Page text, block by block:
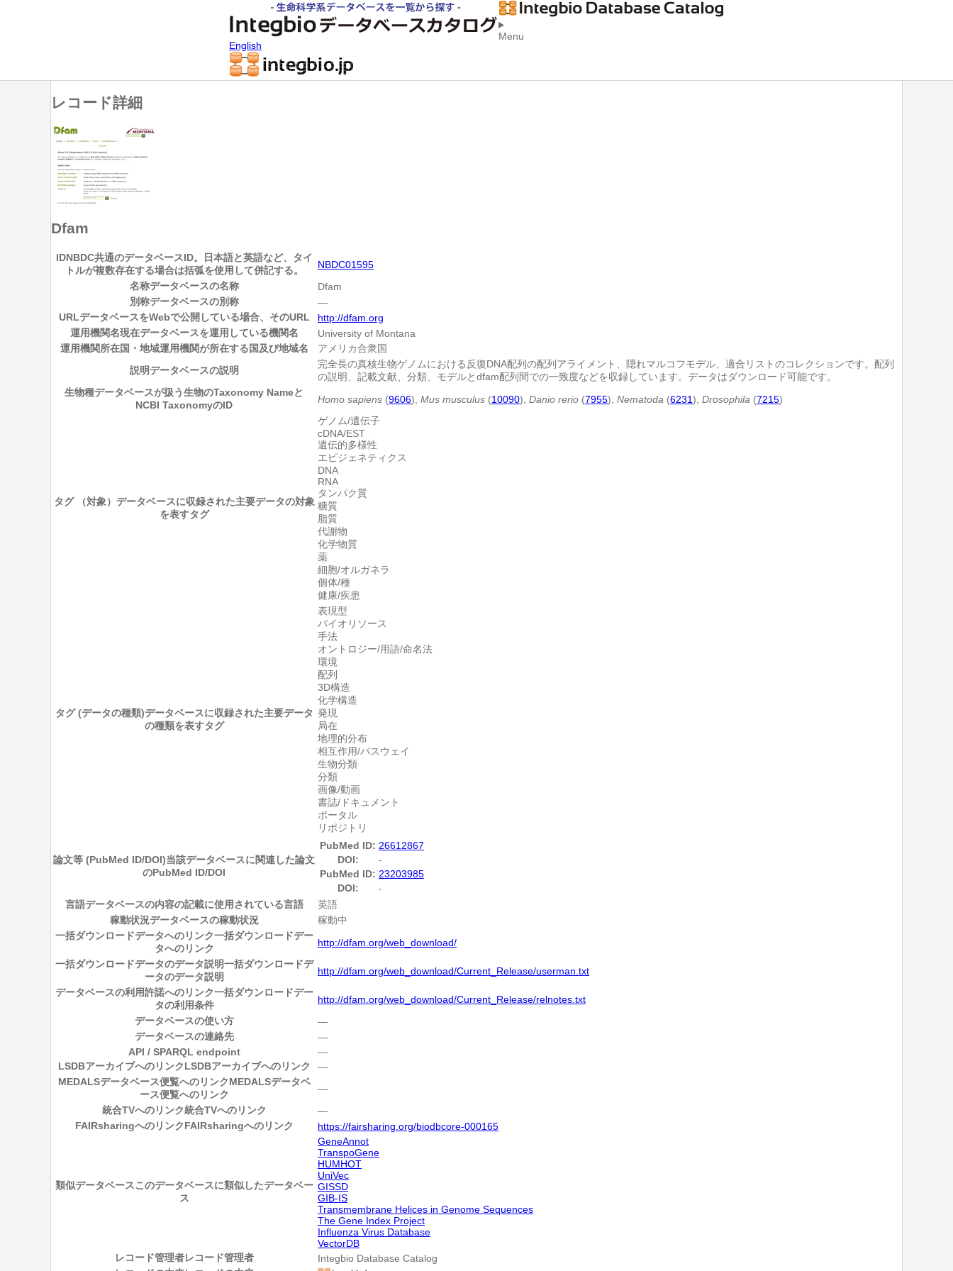
English
Menu
レコード詳細
Dfam
IDNBDC共通のデータベースID。日本語と英語など、タイ
トルが複数存在する場合は括弧を使用して併記する。
NBDC01595
名称データベースの名称
Dfam
別称データベースの別称
―
URLデータベースをWebで公開している場合、そのURL
http://dfam.org
運用機関名現在データベースを運用している機関名
University of Montana
運用機関所在国・地域運用機関が所在する国及び地域名
アメリカ合衆国
説明データベースの説明
完全長の真核生物ゲノムにおける反復DNA配列の配列アライメント、隠れマルコフモデル、適合リストのコレクションです。配列
の説明、記載文献、分類、モデルとdfam配列間での一致度などを収録しています。データはダウンロード可能です。
生物種データベースが扱う生物のTaxonomy Nameと
NCBI TaxonomyのID
Homo sapiens (9606), Mus musculus (10090), Danio rerio (7955), Nematoda (6231), Drosophila (7215)
タグ （対象） データベースに収録された主要データの対象
を表すタグ
ゲノム/遺伝子
cDNA/EST
遺伝的多様性
エピジェネティクス
DNA
RNA
タンパク質
糖質
脂質
代謝物
化学物質
薬
細胞/オルガネラ
個体/種
健康/疾患
タグ (データの種類)データベースに収録された主要データ
の種類を表すタグ
表現型
バイオリソース
手法
オントロジー/用語/命名法
環境
配列
3D構造
化学構造
発現
局在
地理的分布
相互作用/パスウェイ
生物分類
分類
画像/動画
書誌/ドキュメント
ポータル
リポジトリ
論文等 (PubMed ID/DOI)当該データベースに関連した論文
のPubMed ID/DOI
PubMed ID: 26612867
DOI:
-
PubMed ID: 23203985
DOI:
-
言語データベースの内容の記載に使用されている言語
英語
稼動状況データベースの稼動状況
稼動中
一括ダウンロードデータへのリンク一括ダウンロードデー
タへのリンク
http://dfam.org/web_download/
一括ダウンロードデータのデータ説明一括ダウンロードデ
ータのデータ説明
http://dfam.org/web_download/Current_Release/userman.txt
データベースの利用許諾へのリンク一括ダウンロードデー
タの利用条件
http://dfam.org/web_download/Current_Release/relnotes.txt
データベースの使い方
―
データベースの連絡先
―
API / SPARQL endpoint
―
LSDBアーカイブへのリンクLSDBアーカイブへのリンク
―
MEDALSデータベース便覧へのリンクMEDALSデータベ
ース便覧へのリンク
―
統合TVへのリンク統合TVへのリンク
―
FAIRsharingへのリンクFAIRsharingへのリンク https://fairsharing.org/biodbcore-000165
類似データベースこのデータベースに類似したデータベー
ス
GeneAnnot
TranspoGene
HUMHOT
UniVec
GISSD
GIB-IS
Transmembrane Helices in Genome Sequences
The Gene Index Project
Influenza Virus Database
VectorDB
レコード管理者レコード管理者
Integbio Database Catalog